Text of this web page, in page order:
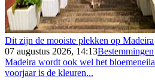
Dit zijn de mooiste plekken op Madeira
07 augustus 2026, 14:13Bestemmingen
Madeira wordt ook wel het
voorjaar is de kleuren...